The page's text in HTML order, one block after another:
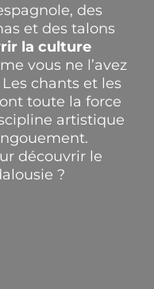
des
et des talons
la culture
vous ne l’avez
chants et les
toute la force
artistique
découvrir le
?